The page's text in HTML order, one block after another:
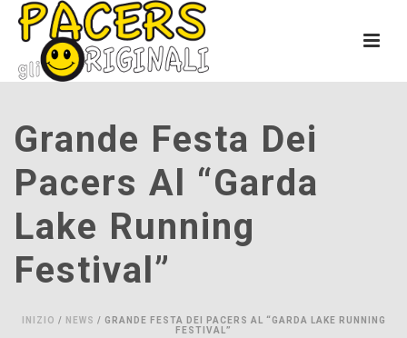
Grande Festa Dei
Pacers Al “Garda
Lake Running
Festival”
INIZIO / NEWS / GRANDE FESTA DEI PACERS AL “GARDA LAKE RUNNING
FESTIVAL”